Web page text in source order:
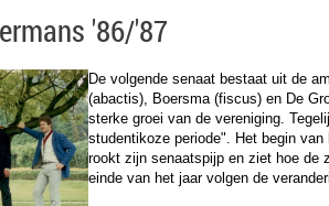
'86/'87
De volgende senaat bestaat uit de
(abactis), Boersma (fiscus) en De
sterke groei van de vereniging.
studentikoze periode". Het begin
rookt zijn senaatspijp en ziet hoe de
einde van het jaar volgen de